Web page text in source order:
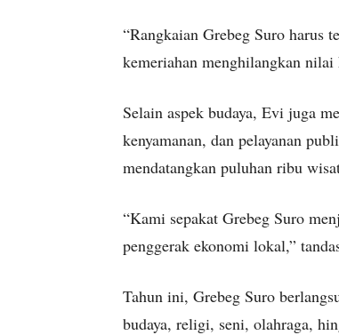
“Rangkaian Grebeg Suro harus
kemeriahan menghilangkan nilai
Selain aspek budaya, Evi juga
kenyamanan, dan pelayanan
mendatangkan puluhan ribu
“Kami sepakat Grebeg Suro
penggerak ekonomi lokal,”
Tahun ini, Grebeg Suro
budaya, religi, seni, olahraga,